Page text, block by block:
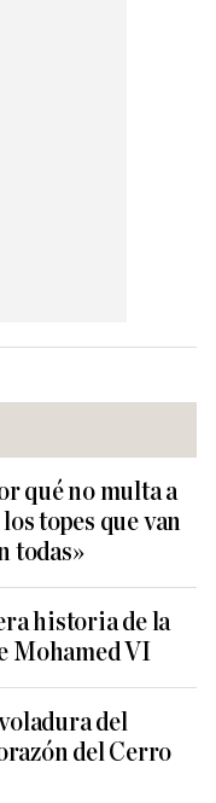
qué no multa a
topes que van
todas»
historia de la
Mohamed VI
del
del Cerro